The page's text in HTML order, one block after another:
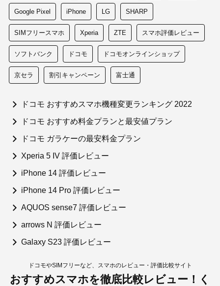
Google Pixel iPhone LG SHARP
SIMフリースマホ Xperia ZTE スマホ評価レビュー
ソフトバンク ドコモ ドコモオンラインショップ
京セラ 割引キャンペーン 富士通
ドコモ おすすめスマホ機種変更ランキング 2022
ドコモ おすすめ料金プランと最安値プラン
ドコモ ガラケーの最安料金プラン
Xperia 5 IV 評価レビュー
iPhone 14 評価レビュー
iPhone 14 Pro 評価レビュー
AQUOS sense7 評価レビュー
arrows N 評価レビュー
Galaxy S23 評価レビュー
ドコモやSIMフリーなど、スマホのレビュー・評価比較サイト
おすすめスマホを徹底比較レビュー！く